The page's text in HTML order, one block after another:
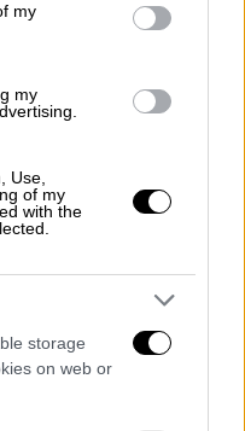
my
my
Use,
of my
with the
storage
on web or
βρίσκονται
Το νομικό
ενώ
και όσον
και τη
τις νομικές
ώστε «να μην
στις
και για